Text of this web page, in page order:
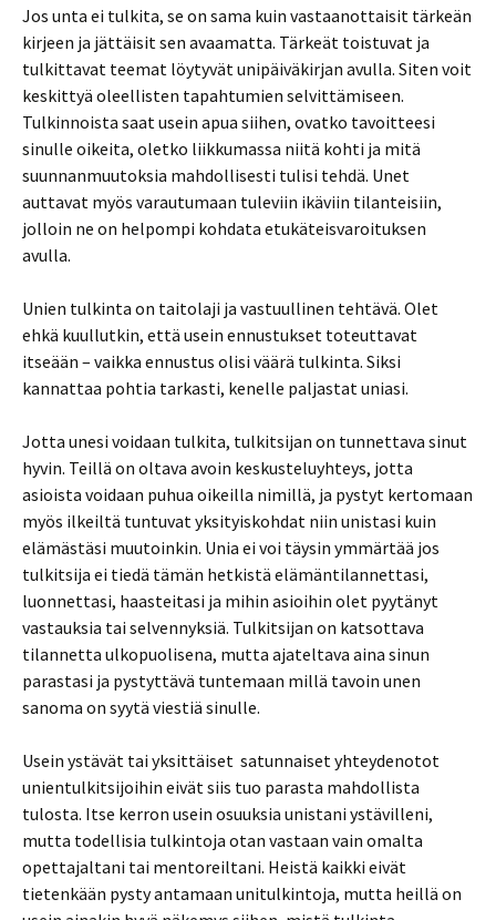
Jos unta ei tulkita, se on sama kuin vastaanottaisit tärkeän
kirjeen ja jättäisit sen avaamatta. Tärkeät toistuvat ja
tulkittavat teemat löytyvät unipäiväkirjan avulla. Siten voit
keskittyä oleellisten tapahtumien selvittämiseen.
Tulkinnoista saat usein apua siihen, ovatko tavoitteesi
sinulle oikeita, oletko liikkumassa niitä kohti ja mitä
suunnanmuutoksia mahdollisesti tulisi tehdä. Unet
auttavat myös varautumaan tuleviin ikäviin tilanteisiin,
jolloin ne on helpompi kohdata etukäteisvaroituksen
avulla.
Unien tulkinta on taitolaji ja vastuullinen tehtävä. Olet
ehkä kuullutkin, että usein ennustukset toteuttavat
itseään – vaikka ennustus olisi väärä tulkinta. Siksi
kannattaa pohtia tarkasti, kenelle paljastat uniasi.
Jotta unesi voidaan tulkita, tulkitsijan on tunnettava sinut
hyvin. Teillä on oltava avoin keskusteluyhteys, jotta
asioista voidaan puhua oikeilla nimillä, ja pystyt kertomaan
myös ilkeiltä tuntuvat yksityiskohdat niin unistasi kuin
elämästäsi muutoinkin. Unia ei voi täysin ymmärtää jos
tulkitsija ei tiedä tämän hetkistä elämäntilannettasi,
luonnettasi, haasteitasi ja mihin asioihin olet pyytänyt
vastauksia tai selvennyksiä. Tulkitsijan on katsottava
tilannetta ulkopuolisena, mutta ajateltava aina sinun
parastasi ja pystyttävä tuntemaan millä tavoin unen
sanoma on syytä viestiä sinulle.
Usein ystävät tai yksittäiset satunnaiset yhteydenotot
unientulkitsijoihin eivät siis tuo parasta mahdollista
tulosta. Itse kerron usein osuuksia unistani ystävilleni,
mutta todellisia tulkintoja otan vastaan vain omalta
opettajaltani tai mentoreiltani. Heistä kaikki eivät
tietenkään pysty antamaan unitulkintoja, mutta heillä on